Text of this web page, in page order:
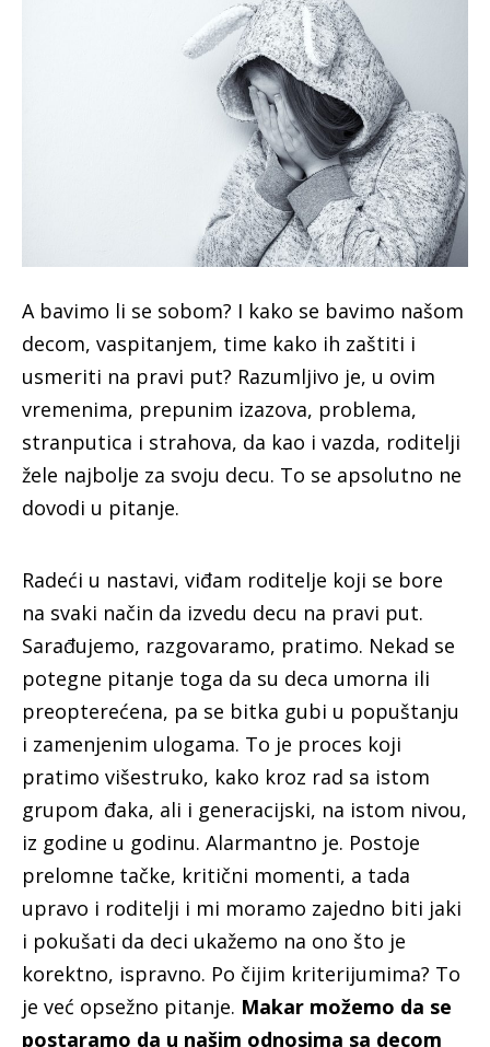
Abavimo li se sobom? I kako se bavimo našom
decom, vaspitanjem, time kako ih zaštiti i
usmeriti na pravi put? Razumljivo je, u ovim
vremenima, prepunim izazova, problema,
stranputica i strahova, da kao i vazda, roditelji
žele najbolje za svoju decu. To se apsolutno ne
dovodi u pitanje.
Radeći u nastavi, viđam roditelje koji se bore
na svaki način da izvedu decu na pravi put.
Sarađujemo, razgovaramo, pratimo. Nekad se
potegne pitanje toga da su deca umorna ili
preopterećena, pa se bitka gubi u popuštanju
i zamenjenim ulogama. To je proces koji
pratimo višestruko, kako kroz rad sa istom
grupom đaka, ali i generacijski, na istom nivou,
iz godine u godinu. Alarmantno je. Postoje
prelomne tačke, kritični momenti, a tada
upravo i roditelji i mi moramo zajedno biti jaki
i pokušati da deci ukažemo na ono što je
korektno, ispravno. Po čijim kriterijumima? To
je već opsežno pitanje. Makar možemo da se
postaramo da u našim odnosima sa decom